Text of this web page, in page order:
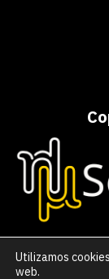
Utilizamos
web.